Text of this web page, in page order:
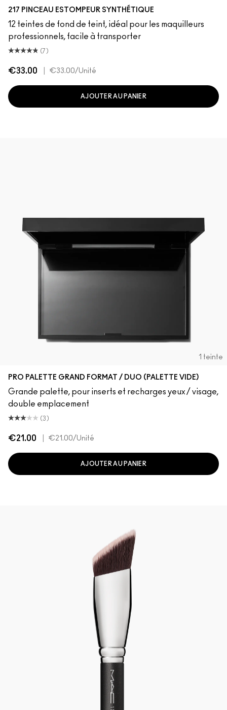
217 PINCEAU ESTOMPEUR SYNTHÉTIQUE
12 teintes de fond de teint, idéal pour les maquilleurs
professionnels, facile à transporter
(7)
€33.00 €33.00/Unité
AJOUTER AU PANIER
1 teinte
PRO PALETTE GRAND FORMAT / DUO (PALETTE VIDE)
Grande palette, pour inserts et recharges yeux / visage,
double emplacement
(3)
€21.00 €21.00/Unité
AJOUTER AU PANIER